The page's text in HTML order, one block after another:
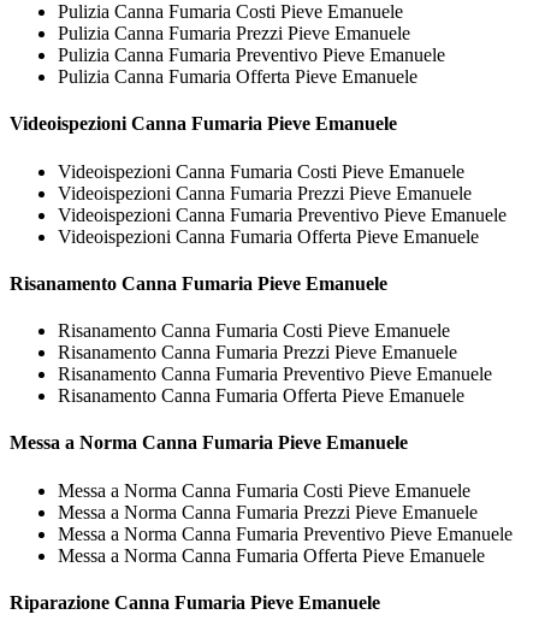
Pulizia Canna Fumaria Costi Pieve Emanuele
Pulizia Canna Fumaria Prezzi Pieve Emanuele
Pulizia Canna Fumaria Preventivo Pieve Emanuele
Pulizia Canna Fumaria Offerta Pieve Emanuele
VideoispezioniCanna Fumaria Pieve Emanuele
Videoispezioni Canna Fumaria Costi Pieve Emanuele
Videoispezioni Canna Fumaria Prezzi Pieve Emanuele
Videoispezioni Canna Fumaria Preventivo Pieve Emanuele
Videoispezioni Canna Fumaria Offerta Pieve Emanuele
Risanamento Canna Fumaria Pieve Emanuele
Risanamento Canna Fumaria Costi Pieve Emanuele
Risanamento Canna Fumaria Prezzi Pieve Emanuele
Risanamento Canna Fumaria Preventivo Pieve Emanuele
Risanamento Canna Fumaria Offerta Pieve Emanuele
Messa a Norma Canna Fumaria Pieve Emanuele
Messa a Norma Canna Fumaria Costi Pieve Emanuele
Messa a Norma Canna Fumaria Prezzi Pieve Emanuele
Messa a Norma Canna Fumaria Preventivo Pieve Emanuele
Messa a Norma Canna Fumaria Offerta Pieve Emanuele
Riparazione Canna Fumaria Pieve Emanuele